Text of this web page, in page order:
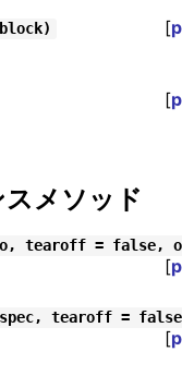
[
[
メソッド
tearoff = false,
[
tearoff =
[